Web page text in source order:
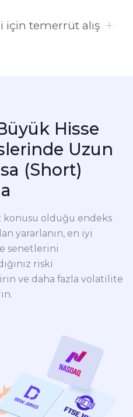
için temerrüt alış
Hisse
Uzun
(Short)
konusu olduğu endeks
yararlanın, en iyi
senetlerini
riski
ve daha fazla volatilite